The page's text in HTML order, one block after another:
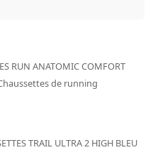
RUN ANATOMIC COMFORT
Chaussettes de running
TRAIL ULTRA 2 HIGH BLEU